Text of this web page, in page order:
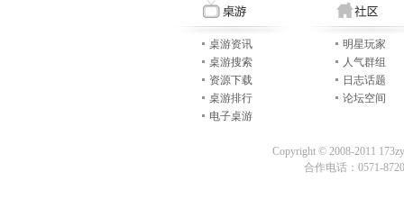
桌游资讯
桌游搜索
资源下载
桌游排行
电子桌游
明星玩家
人气群组
日志话题
论坛空间
Copyright © 2008-2011
合作电话：0571-